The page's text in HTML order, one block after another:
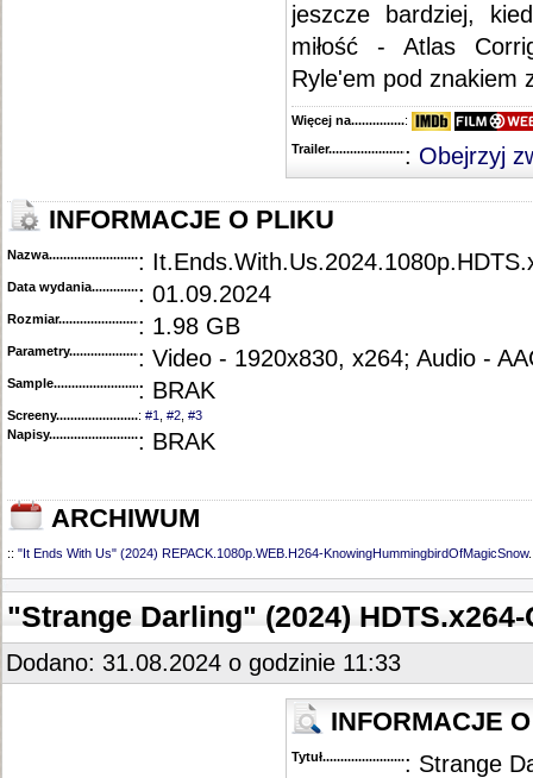
jeszcze bardziej,
miłość - Atlas
Ryle'em pod znakiem
Więcej na........................................
:
Trailer...........................................
: Obejrzyj
INFORMACJE O PLIKU
Nazwa.............................................
:
Data wydania......................................
: 01.09.2024
Rozmiar...........................................
: 1.98 GB
Parametry.........................................: Video - 1920x830, x264; Audio -
Sample............................................
: BRAK
Screeny...........................................
: #1 #2 #3
Napisy............................................
: BRAK
ARCHIWUM
:: "It Ends With Us" (2024) REPACK.1080p.WEB.H264-KnowingHummingbirdOfMagicSnow
"Strange Darling" (2024) HDTS.x264-
Dodano: 31.08.2024 o godzinie 11:33
INFORMACJE
Tytuł............................................
: Strange